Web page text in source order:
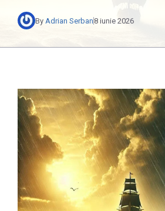
By Adrian Serban8 iunie 2026